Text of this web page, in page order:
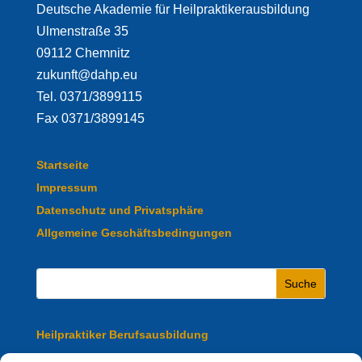
Deutsche Akademie für Heilpraktikerausbildung
Ulmenstraße 35
09112 Chemnitz
zukunft@dahp.eu
Tel. 0371/3899115
Fax 0371/3899145
Startseite
Impressum
Datenschutz und Privatsphäre
Allgemeine Geschäftsbedingungen
Heilpraktiker Berufsausbildung